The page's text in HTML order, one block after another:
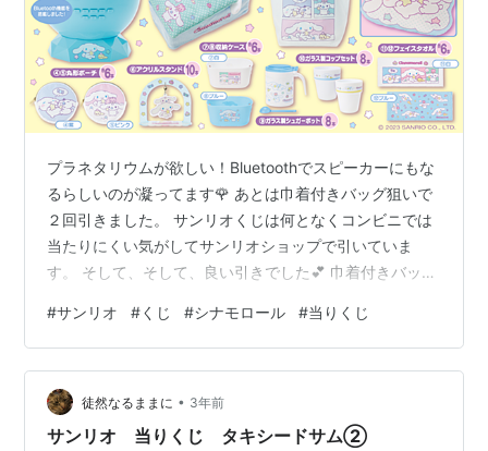
プラネタリウムが欲しい！Bluetoothでスピーカーにもな
るらしいのが凝ってます🌹 あとは巾着付きバッグ狙いで
２回引きました。 サンリオくじは何となくコンビニでは
当たりにくい気がしてサンリオショップで引いていま
す。 そして、そして、良い引きでした💕 巾着付きバッグ
ール
#サンリオ #くじ #シナモロール #当りくじ
徒然なるままに • 3年前
サンリオ 当りくじ タキシードサム②